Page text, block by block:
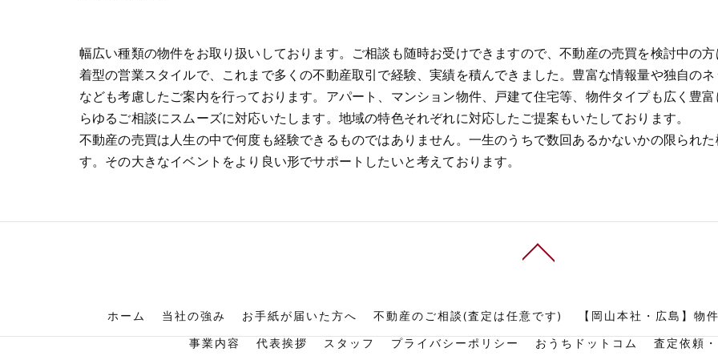
幅広い種類の物件をお取り扱いしております。ご相談も随時お受けできますので、不動産の売買を検討中の
着型の営業スタイルで、これまで多くの不動産取引で経験、実績を積んできました。豊富な情報量や独自の
なども考慮したご案内を行っております。アパート、マンション物件、戸建て住宅等、物件タイプも広く豊
らゆるご相談にスムーズに対応いたします。地域の特色それぞれに対応したご提案もいたしております。
不動産の売買は人生の中で何度も経験できるものではありません。一生のうちで数回あるかないかの限られ
す。その大きなイベントをより良い形でサポートしたいと考えております。
ホーム 当社の強み お手紙が届いた方へ 不動産のご相談(査定は任意です) 【岡山本社・広島】物
事業内容
代表挨拶 スタッフ プライバシーポリシー おうちドットコム 査定依頼